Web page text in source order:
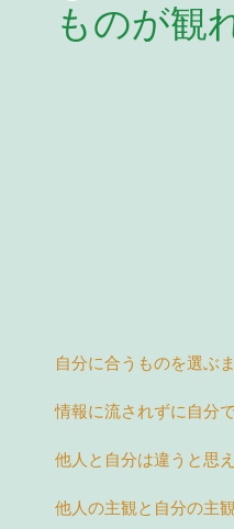
ものが観
自分に合うものを選ぶ
情報に流されずに自分
他人と自分は違うと思
他人の主観と自分の主